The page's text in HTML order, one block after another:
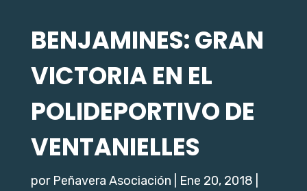
BENJAMINES: GRAN
VICTORIA EN EL
POLIDEPORTIVO DE
VENTANIELLES
por Peñavera Asociación Ene 20, 2018